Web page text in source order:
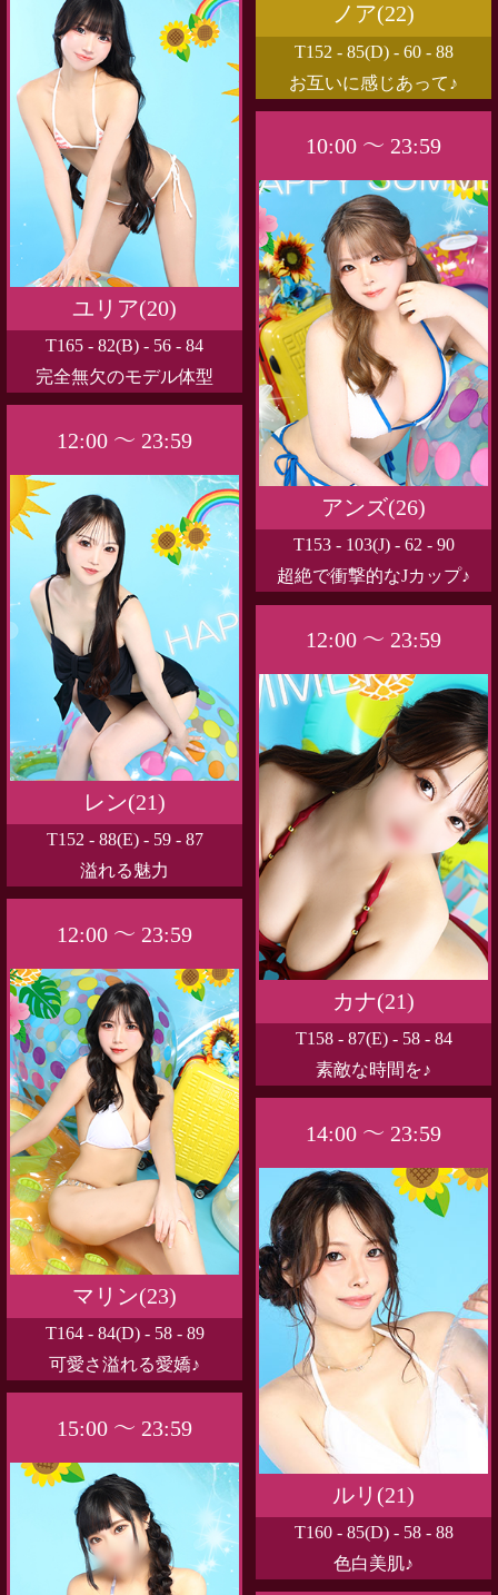
ノア(22)
T152 - 85(D) - 60 - 88
お互いに感じあって♪
ユリア(20)
T165 - 82(B) - 56 - 84
完全無欠のモデル体型
10:00 ～ 23:59
アンズ(26)
T153 - 103(J) - 62 - 90
超絶で衝撃的なJカップ♪
12:00 ～ 23:59
レン(21)
T152 - 88(E) - 59 - 87
溢れる魅力
12:00 ～ 23:59
カナ(21)
T158 - 87(E) - 58 - 84
素敵な時間を♪
12:00 ～ 23:59
マリン(23)
T164 - 84(D) - 58 - 89
可愛さ溢れる愛嬌♪
14:00 ～ 23:59
ルリ(21)
T160 - 85(D) - 58 - 88
色白美肌♪
15:00 ～ 23:59